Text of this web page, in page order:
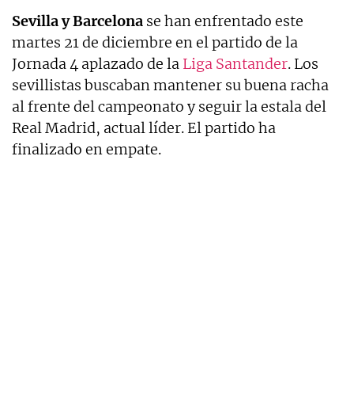
Sevilla y Barcelona se han enfrentado este
martes 21 de diciembre en el partido de la
Jornada 4 aplazado de la Liga Santander. Los
sevillistas buscaban mantener su buena racha
al frente del campeonato y seguir la estala del
Real Madrid, actual líder. El partido ha
finalizado en empate.